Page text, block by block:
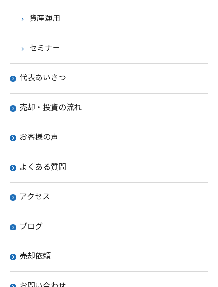
資産運用
セミナー
代表あいさつ
売却・投資の流れ
お客様の声
よくある質問
アクセス
ブログ
売却依頼